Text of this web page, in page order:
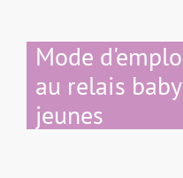
Mode
au relais
jeunes